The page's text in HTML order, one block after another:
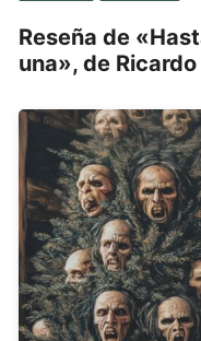
Reseña de
una», de